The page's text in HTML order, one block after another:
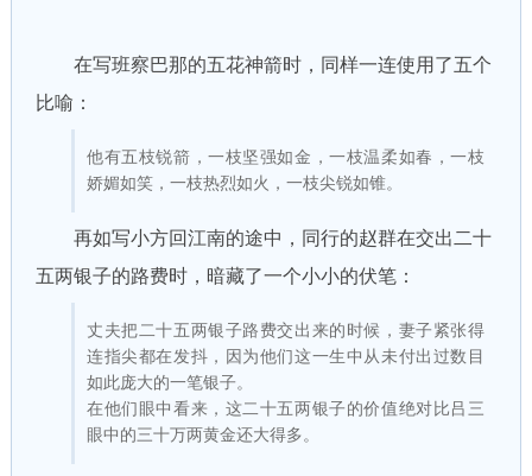
在写班察巴那的五花神箭时，同样一连使用了五个
比喻：
他有五枝锐箭，一枝坚强如金，一枝温柔如春，一枝
娇媚如笑，一枝热烈如火，一枝尖锐如锥。
再如写小方回江南的途中，同行的赵群在交出二十
五两银子的路费时，暗藏了一个小小的伏笔：
丈夫把二十五两银子路费交出来的时候，妻子紧张得
连指尖都在发抖，因为他们这一生中从未付出过数目
如此庞大的一笔银子。
在他们眼中看来，这二十五两银子的价值绝对比吕三
眼中的三十万两黄金还大得多。